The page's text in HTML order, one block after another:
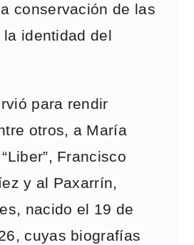
conservación de las
identidad del
para rendir
otros, a María
Francisco
y al Paxarrín,
nacido el 19 de
cuyas biografías